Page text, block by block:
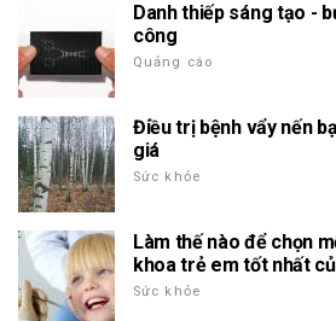
Danh thiếp sáng tạo -
công
Quảng cáo
Điều trị bệnh vẩy nến
giá
Sức khỏe
Làm thế nào để chọn
khoa trẻ em tốt nhất
Sức khỏe